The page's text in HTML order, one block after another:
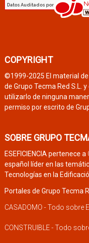
COPYRIGHT
©1999-2025 El material de
de Grupo Tecma Red S.L.
utilizarlo de ninguna
permiso por escrito de
SOBRE GRUPO
ESEFICIENCIA pertenece a
español líder en las
Tecnologías en la
Portales de Grupo Tecma
CASADOMO - Todo sobre
CONSTRUIBLE - Todo